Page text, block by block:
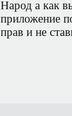
Народ а как
приложение
прав и не